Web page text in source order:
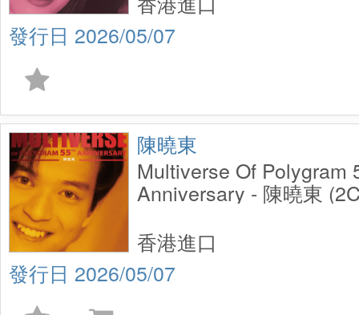
2026/05/07
陳曉東
Multiverse Of Polygram
Anniversary - 陳曉東
2026/05/07
香港進口